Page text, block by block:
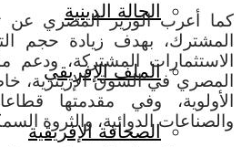
الحالة الدينية
الملف الإفريقي
الصحافة الإفريقية
كما أعرب الوزير المصري عن
المشترك، بهدف زيادة حجم
الاستثمارات المشتركة،
المصري في السوق الإريترية،
الأولوية، وفي مقدمتها
والصناعات الدوائية، والثروة